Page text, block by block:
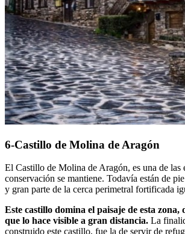
6-Castillo de Molina de Aragón
El Castillo de Molina de Aragón, es una de las
conservación se mantiene. Todavía están de
y gran parte de la cerca perimetral fortificada
Este castillo domina el paisaje de esta zona,
que lo hace visible a gran distancia. La
construido este castillo, fue la de servir de